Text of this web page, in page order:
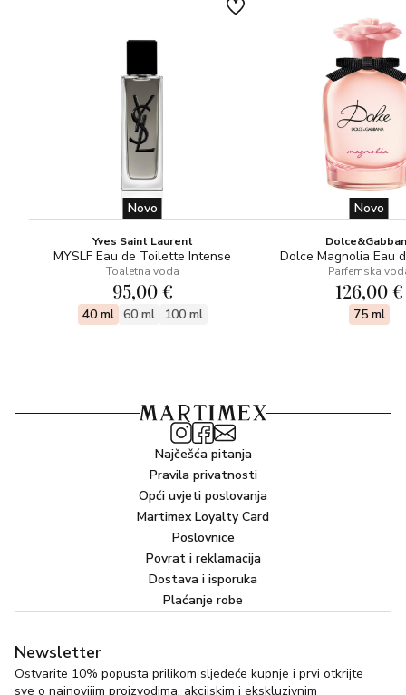
Novo
Yves Saint Laurent
MYSLF Eau de Toilette Intense
Toaletna voda
95,00 €
40 ml 60 ml 100 ml
Novo
Dolce Magnolia Eau
Parfemska
126,00 €
75 ml
Najčešća pitanja
Pravila privatnosti
Opći uvjeti poslovanja
Martimex Loyalty Card
Poslovnice
Povrat i reklamacija
Dostava i isporuka
Plaćanje robe
Newsletter
Ostvarite 10% popusta prilikom sljedeće kupnje i prvi otkrijte
sve o najnovijim proizvodima, akcijskim i ekskluzivnim